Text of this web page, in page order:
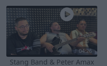
04:26
Stang Band & Peter Amax